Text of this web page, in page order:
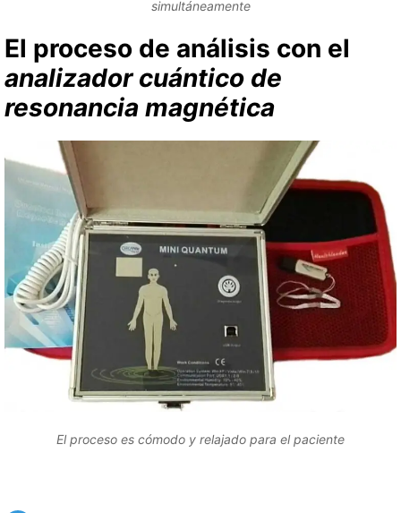
simultáneamente
El proceso de análisis con el
analizador cuántico de
resonancia magnética
El proceso es cómodo y relajado para el paciente